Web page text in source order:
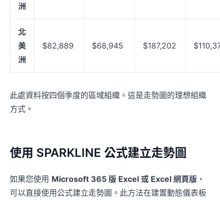
洲
北
美
洲
$82,889 $68,945 $187,202
此處資料按四個季度的區域組織。這是走勢圖的理想組織
方式。
使用 SPARKLINE 公式建立走勢圖
如果您使用 Microsoft 365 版 Excel 或 Excel 網頁版 ，
可以直接使用公式建立走勢圖。此方法在建置動態儀表板